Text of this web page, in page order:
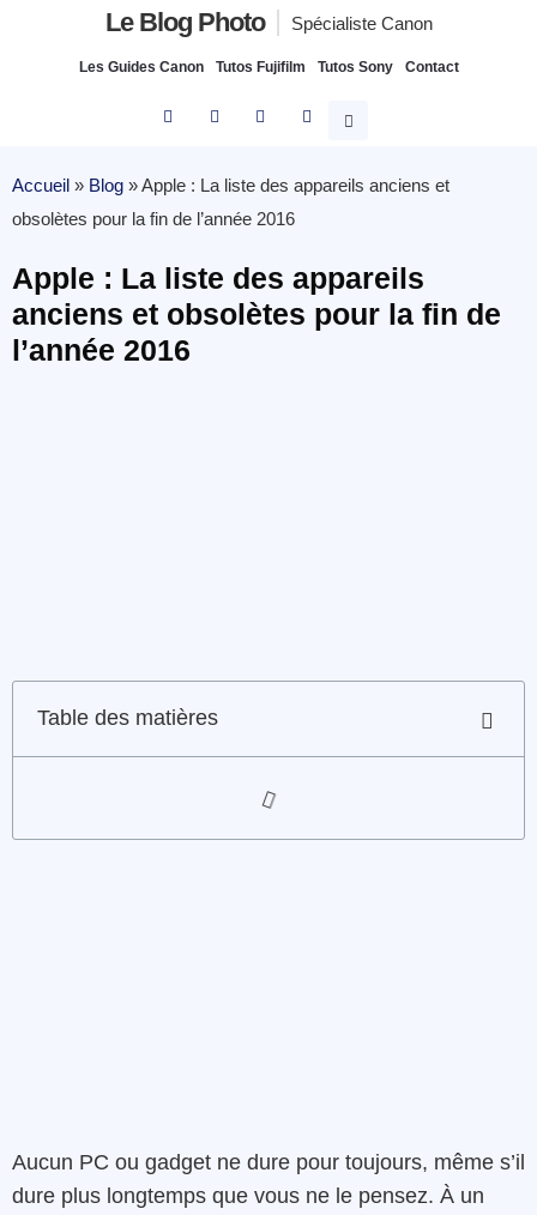
Le Blog Photo Spécialiste Canon
Les Guides Canon Tutos Fujifilm Tutos Sony Contact
Accueil » Blog »Apple : La liste des appareils anciens et
obsolètes pour la fin de l’année 2016
Apple : La liste des appareils
anciens et obsolètes pour la fin de
l’année 2016
Table des matières
Aucun PC ou gadget ne dure pour toujours, même s’il
dure plus longtemps que vous ne le pensez. À un